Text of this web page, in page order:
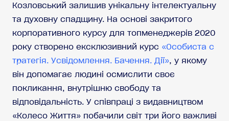
Козловський залишив унікальну інтелектуальну
та духовну спадщину. На основі закритого
корпоративного курсу для топменеджерів 2020
року створено ексклюзивний курс «Особиста с
тратегія. Усвідомлення. Бачення. Дії», у якому
він допомагає людині осмислити своє
покликання, внутрішню свободу та
відповідальність. У співпраці з видавництвом
«Колесо Життя» побачили світ три його важливі